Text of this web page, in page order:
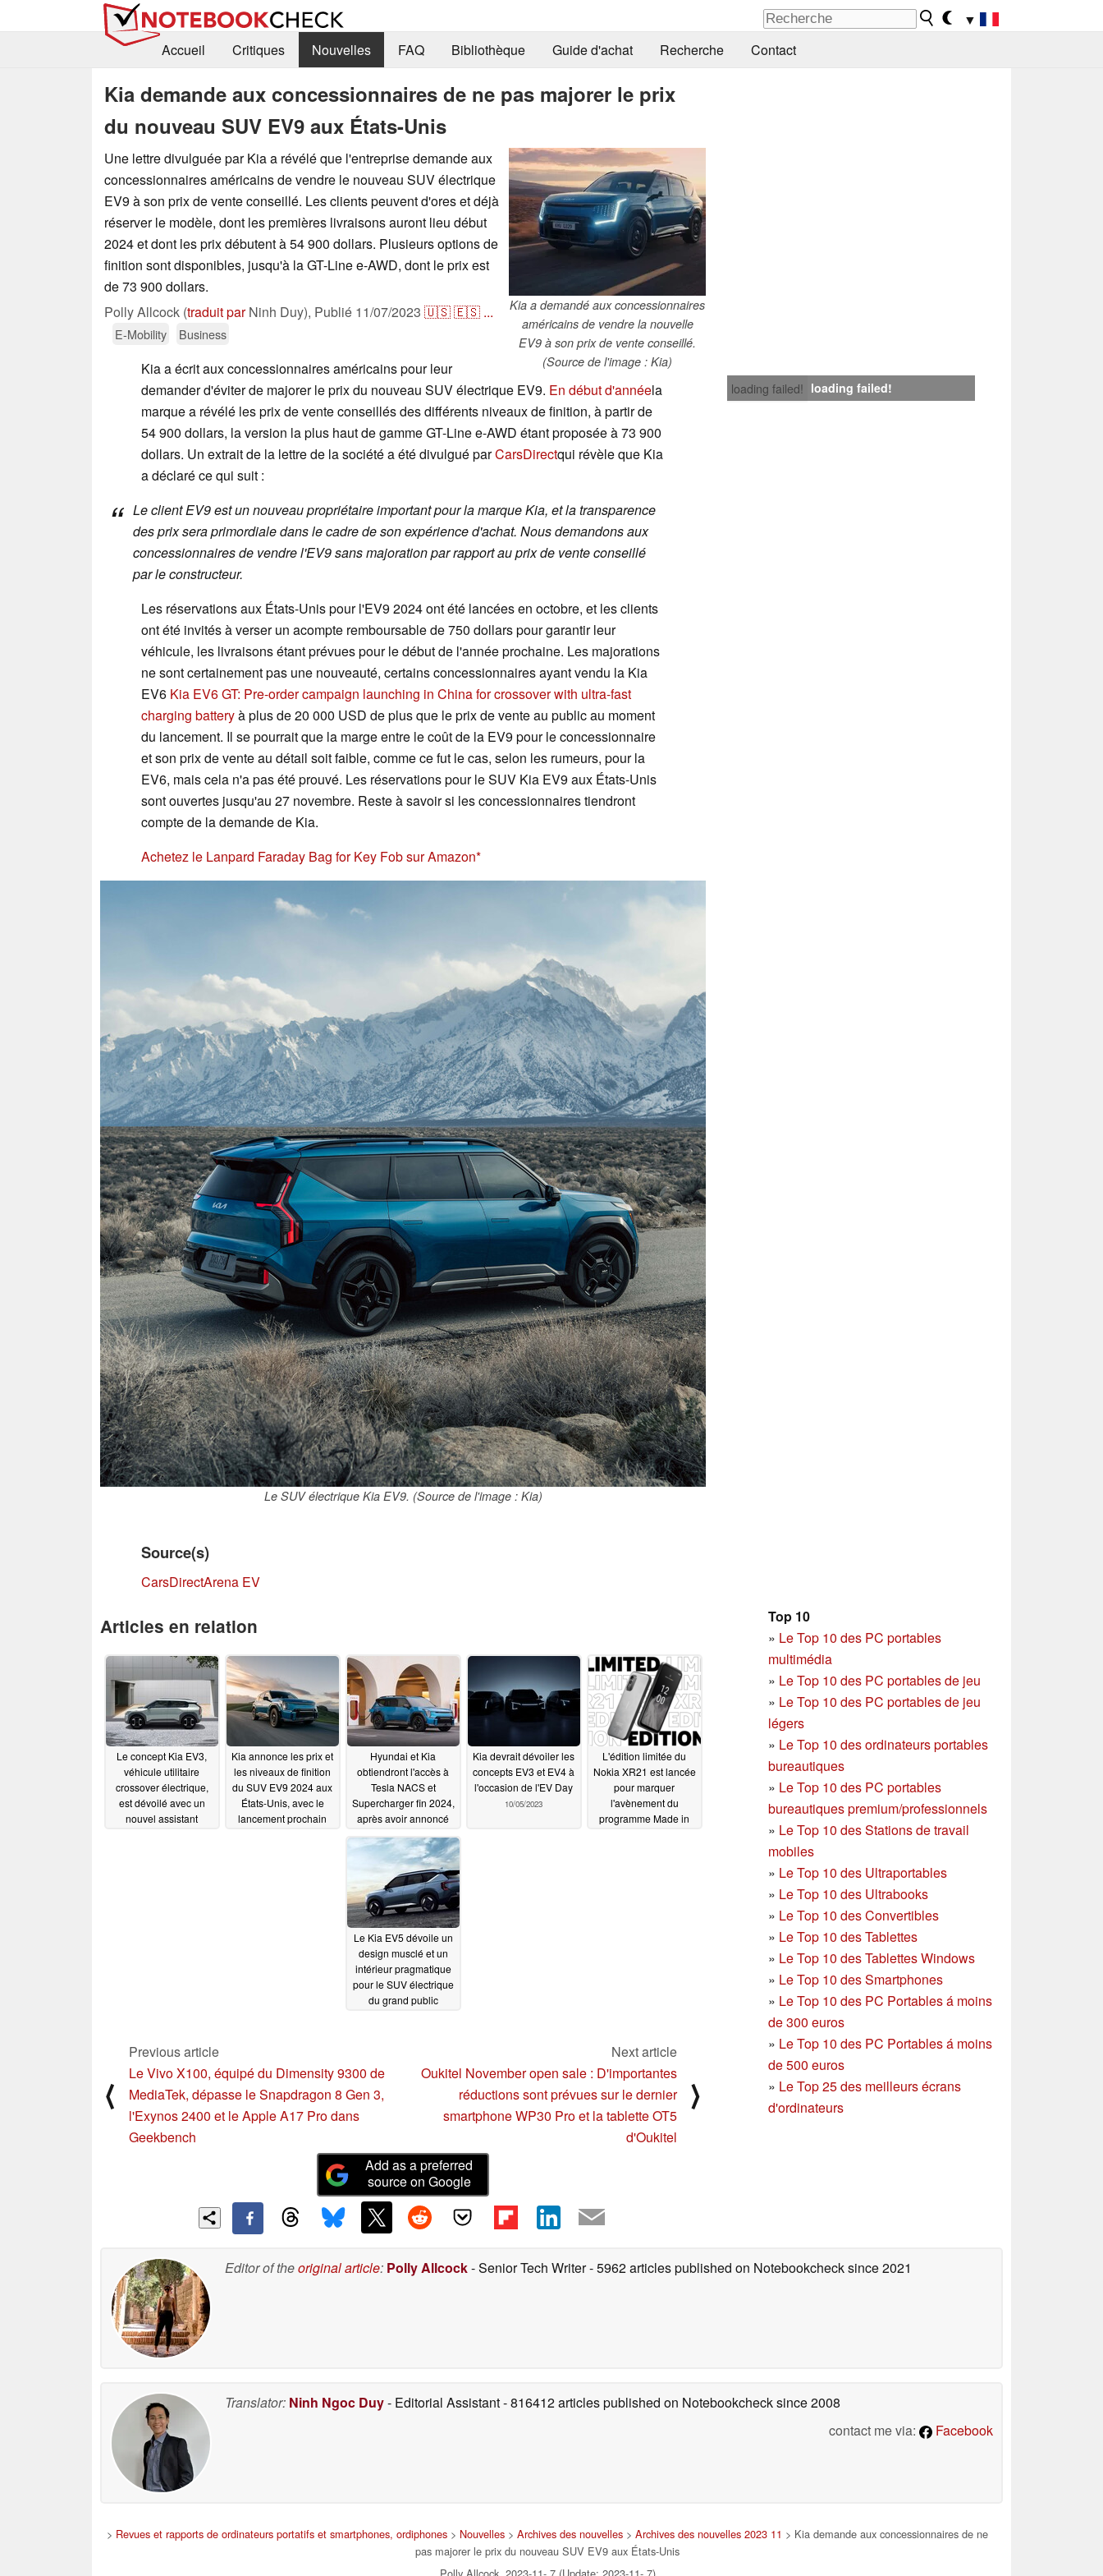
▼
Accueil
Critiques Nouvelles FAQ Bibliothèque Guide d'achat Recherche Contact
Kia demande aux concessionnaires de ne pas majorer le prix
du nouveau SUV EV9 aux États-Unis
Kia a demandé aux concessionnaires
américains de vendre la nouvelle
EV9 à son prix de vente conseillé.
(Source de l'image : Kia)
Une lettre divulguée par Kia a révélé que l'entreprise demande aux
concessionnaires américains de vendre le nouveau SUV électrique
EV9 à son prix de vente conseillé. Les clients peuvent d'ores et déjà
réserver le modèle, dont les premières livraisons auront lieu début
2024 et dont les prix débutent à 54 900 dollars. Plusieurs options de
finition sont disponibles, jusqu'à la GT-Line e-AWD, dont le prix est
de 73 900 dollars.
Polly Allcock (traduit parNinh Duy), Publié 11/07/2023 🇺🇸🇪🇸 ...
E-Mobility Business
loading failed! loading failed!
Kia a écrit aux concessionnaires américains pour leur
demander d'éviter de majorer le prix du nouveau SUV électrique EV9. En début d'annéela
marque a révélé les prix de vente conseillés des différents niveaux de finition, à partir de
54 900 dollars, la version la plus haut de gamme GT-Line e-AWD étant proposée à 73 900
dollars. Un extrait de la lettre de la société a été divulgué parCarsDirectqui révèle que Kia
a déclaré ce qui suit :
Le client EV9 est un nouveau propriétaire important pour la marque Kia, et la transparence
des prix sera primordiale dans le cadre de son expérience d'achat. Nous demandons aux
concessionnaires de vendre l'EV9 sans majoration par rapport au prix de vente conseillé
par le constructeur.
Les réservations aux États-Unis pour l'EV9 2024 ont été lancées en octobre, et les clients
ont été invités à verser un acompte remboursable de 750 dollars pour garantir leur
véhicule, les livraisons étant prévues pour le début de l'année prochaine. Les majorations
ne sont certainement pas une nouveauté, certains concessionnaires ayant vendu la Kia
EV6 Kia EV6 GT: Pre-order campaign launching in China for crossover with ultra-fast
charging batteryà plus de 20 000 USD de plus que le prix de vente au public au moment
du lancement. Il se pourrait que la marge entre le coût de la EV9 pour le concessionnaire
et son prix de vente au détail soit faible, comme ce fut le cas, selon les rumeurs, pour la
EV6, mais cela n'a pas été prouvé. Les réservations pour le SUV Kia EV9 aux États-Unis
sont ouvertes jusqu'au 27 novembre. Reste à savoir si les concessionnaires tiendront
compte de la demande de Kia.
Achetez le Lanpard Faraday Bag for Key Fob sur Amazon
Le SUV électrique Kia EV9. (Source de l'image : Kia)
Source(s)
CarsDirectArena EV
Top 10
» Le Top 10 des PC portables
multimédia
» Le Top 10 des PC portables de jeu
» Le Top 10 des PC portables de jeu
légers
» Le Top 10 des ordinateurs portables
bureautiques
» Le Top 10 des PC portables
bureautiques premium/professionnels
» Le Top 10 des Stations de travail
mobiles
» Le Top 10 des Ultraportables
» Le Top 10 des Ultrabooks
» Le Top 10 des Convertibles
» Le Top 10 des Tablettes
» Le Top 10 des Tablettes Windows
» Le Top 10 des Smartphones
» Le Top 10 des PC Portables á moins
de 300 euros
» Le Top 10 des PC Portables á moins
de 500 euros
» Le Top 25 des meilleurs écrans
d'ordinateurs
Articles en relation
Le concept Kia EV3,
véhicule utilitaire
crossover électrique,
est dévoilé avec un
nouvel assistant
Kia annonce les prix et
les niveaux de finition
du SUV EV9 2024 aux
États-Unis, avec le
lancement prochain
Hyundai et Kia
obtiendront l'accès à
Tesla NACS et
Supercharger fin 2024,
après avoir annoncé
concurrent quelques
mois plus tôt10/06/2023
Kia devrait dévoiler les
concepts EV3 et EV4 à
l'occasion de l'EV Day
10/05/2023
L'édition limitée du
Nokia XR21 est lancée
pour marquer
l'avènement du
programme Made in
Le Kia EV5 dévoile un
design musclé et un
intérieur pragmatique
pour le SUV électrique
du grand public
⟨
Previous article
Le Vivo X100, équipé du Dimensity 9300 de
MediaTek, dépasse le Snapdragon 8 Gen 3,
l'Exynos 2400 et le Apple A17 Pro dans
Geekbench
Next article
Oukitel November open sale : D'importantes
réductions sont prévues sur le dernier
smartphone WP30 Pro et la tablette OT5
d'Oukitel
⟩
Add as a preferred
source on Google
Editor of theoriginal article: Polly Allcock- Senior Tech Writer- 5962 articles published on Notebookchecksince 2021
Translator: Ninh Ngoc Duy- Editorial Assistant- 816412 articles published on Notebookchecksince 2008
contact me via:
Facebook
> Revues et rapports de ordinateurs portatifs et smartphones, ordiphones > Nouvelles > Archives des nouvelles > Archives des nouvelles 2023 11 > Kia demande aux concessionnaires de ne
pas majorer le prix du nouveau SUV EV9 aux États-Unis